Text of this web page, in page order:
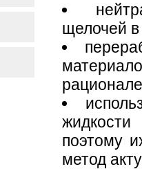
щелочей
поэтому
метод